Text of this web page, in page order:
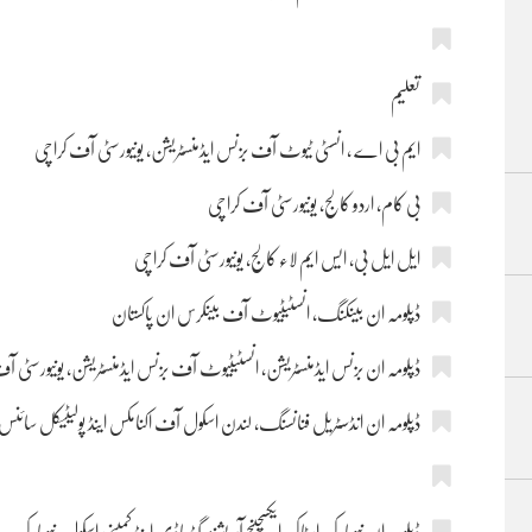
تعلیم
ایم بی اے ، انسٹی ٹیوٹ آف بزنس ایڈمنسٹریشن، یونیورسٹی آف کراچی
بی کام، اردو کالج، یونیورسٹی آف کراچی
ایل ایل بی، ایس ایم لاء کالج، یونیورسٹی آف کراچی
ڈپلومہ ان بینکنگ، انسٹیٹیوٹ آف بینکرس ان پاکستان
ڈپلومہ ان بزنس ایڈمنسٹریشن، انسٹیٹیوٹ آف بزنس ایڈمنسٹریشن، یونیورسٹی
ڈپلومہ ان انڈسٹریل فنانسنگ، لندن اسکول آف اکنامکس اینڈ پولیٹیکل